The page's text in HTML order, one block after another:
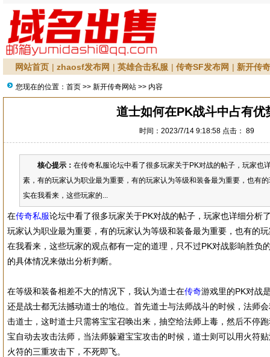
网站首页 | zhaosf发布网 | 英雄合击私服 | 传奇SF发布网 | 新开传
您现在的位置： 首页 >> 新开传奇网站 >> 内容
道士如何在PK战斗中占有优
时间：2023/7/14 9:18:58 点击： 89
核心提示： 在传奇私服论坛中看了很多玩家关于PK对战的帖子，玩家也
素，有的玩家认为职业最为重要，有的玩家认为等级和装备最为重要，也有
实在我看来，这些玩家的...
在传奇私服论坛中看了很多玩家关于PK对战的帖子，玩家也详细分析
玩家认为职业最为重要，有的玩家认为等级和装备最为重要，也有的
在我看来，这些玩家的观点都有一定的道理，只不过PK对战影响胜负
的具体情况来做出分析判断。
在等级和装备相差不大的情况下，我认为道士在传奇游戏里的PK对战
还是战士都无法撼动道士的地位。首先道士与法师战斗的时候，法师
击道士，这时道士只需将宝宝召唤出来，抽空给法师上毒，然后不停
宝自动去攻击法师，当法师躲避宝宝攻击的时候，道士则可以用火符
火符的三重攻击下，不死即飞。